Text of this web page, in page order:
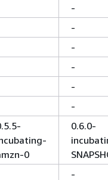
-
-
-
-
-
-
0
0.6.0-
-